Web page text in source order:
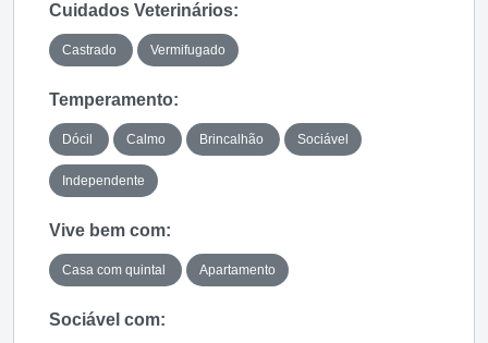
Cuidados Veterinários:
Castrado Vermifugado
Temperamento:
Dócil Calmo Brincalhão Sociável
Independente
Vive bem com:
Casa com quintal Apartamento
Sociável com: